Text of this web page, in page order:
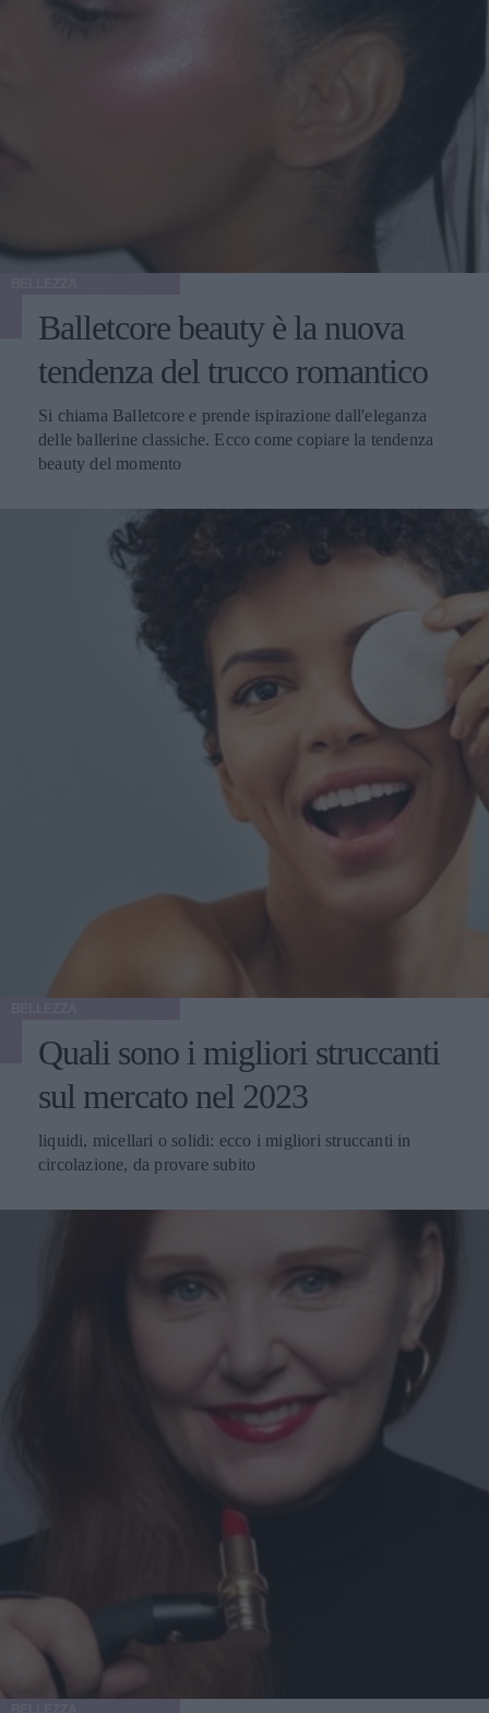
Balletcore beauty è la nuova
tendenza del trucco romantico
Si chiama Balletcore e prende ispirazione dall'eleganza
delle ballerine classiche. Ecco come copiare la tendenza
beauty del momento
Quali sono i migliori struccanti
sul mercato nel 2023
liquidi, micellari o solidi: ecco i migliori struccanti in
circolazione, da provare subito